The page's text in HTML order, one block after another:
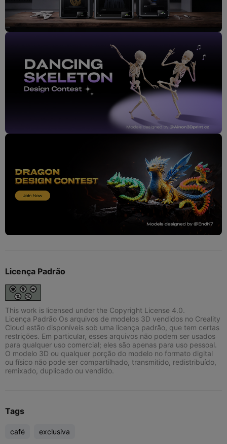
Licença Padrão
This work is licensed under the Copyright License 4.0.
Licença Padrão Os arquivos de modelos 3D vendidos no Creality
Cloud estão disponíveis sob uma licença padrão, que tem certas
restrições. Em particular, esses arquivos não podem ser usados
para qualquer uso comercial; eles são apenas para uso pessoal.
O modelo 3D ou qualquer porção do modelo no formato digital
ou físico não pode ser compartilhado, transmitido, redistribuído,
remixado, duplicado ou vendido.
Tags
café exclusiva